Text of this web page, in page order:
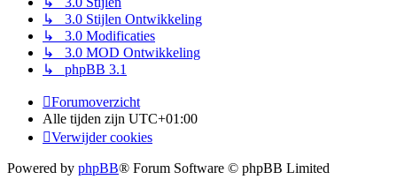
↳ 3.0 Stijlen Ontwikkeling
↳ 3.0 Modificaties
↳ 3.0 MOD Ontwikkeling
↳ phpBB 3.1
Forumoverzicht
Alle tijden zijn UTC+01:00
Verwijder cookies
Powered by phpBB® Forum Software © phpBB Limited